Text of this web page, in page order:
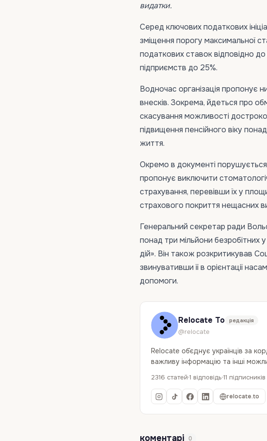
видатки.
Серед ключових податкових
зміщення порогу максимальної
податкових ставок відповідно
підприємств до 25%.
Водночас організація пропонує
внесків. Зокрема, йдеться про
скасування можливості
підвищення пенсійного віку
життя.
Окремо в документі
пропонує виключити
страхування, перевівши їх у
страхового покриття нещасних
Генеральний секретар ради
понад три мільйони безробітних
дій». Він також розкритикував
звинувативши її в орієнтації
допомоги.
Relocate To редакція
@relocate
Relocate об`єднує українців за
важливу інформацію та інші
2316 статей 1 відповідь 11 підписників
relocate.to
коментарі 0